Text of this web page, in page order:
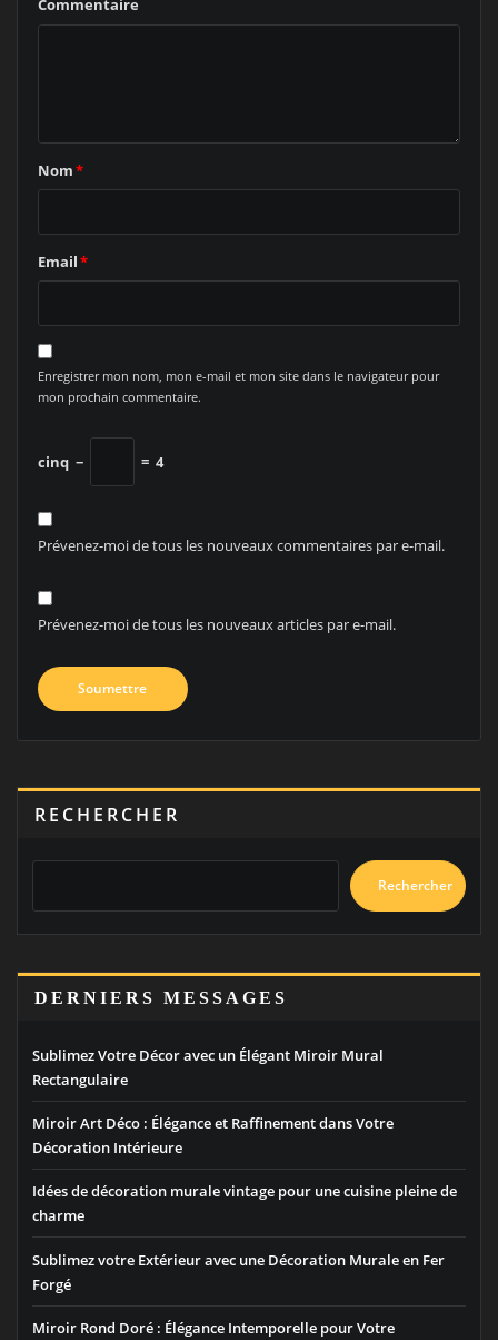
Commentaire
Nom*
Email*
Enregistrer mon nom, mon e-mail et mon site dans le navigateur pour
mon prochain commentaire.
cinq − = 4
Prévenez-moi de tous les nouveaux commentaires par e-mail.
Prévenez-moi de tous les nouveaux articles par e-mail.
RECHERCHER
Rechercher
DERNIERS MESSAGES
Sublimez Votre Décor avec un Élégant Miroir Mural
Rectangulaire
Miroir Art Déco : Élégance et Raffinement dans Votre
Décoration Intérieure
Idées de décoration murale vintage pour une cuisine pleine de
charme
Sublimez votre Extérieur avec une Décoration Murale en Fer
Forgé
Miroir Rond Doré : Élégance Intemporelle pour Votre